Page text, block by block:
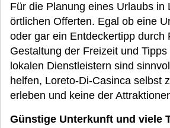
Für die Planung eines Urlaubs
örtlichen Offerten. Egal ob eine
oder gar ein Entdeckertipp
Gestaltung der Freizeit und
lokalen Dienstleistern sind
helfen, Loreto-Di-Casinca selbst
erleben und keine der
Günstige Unterkunft und viele